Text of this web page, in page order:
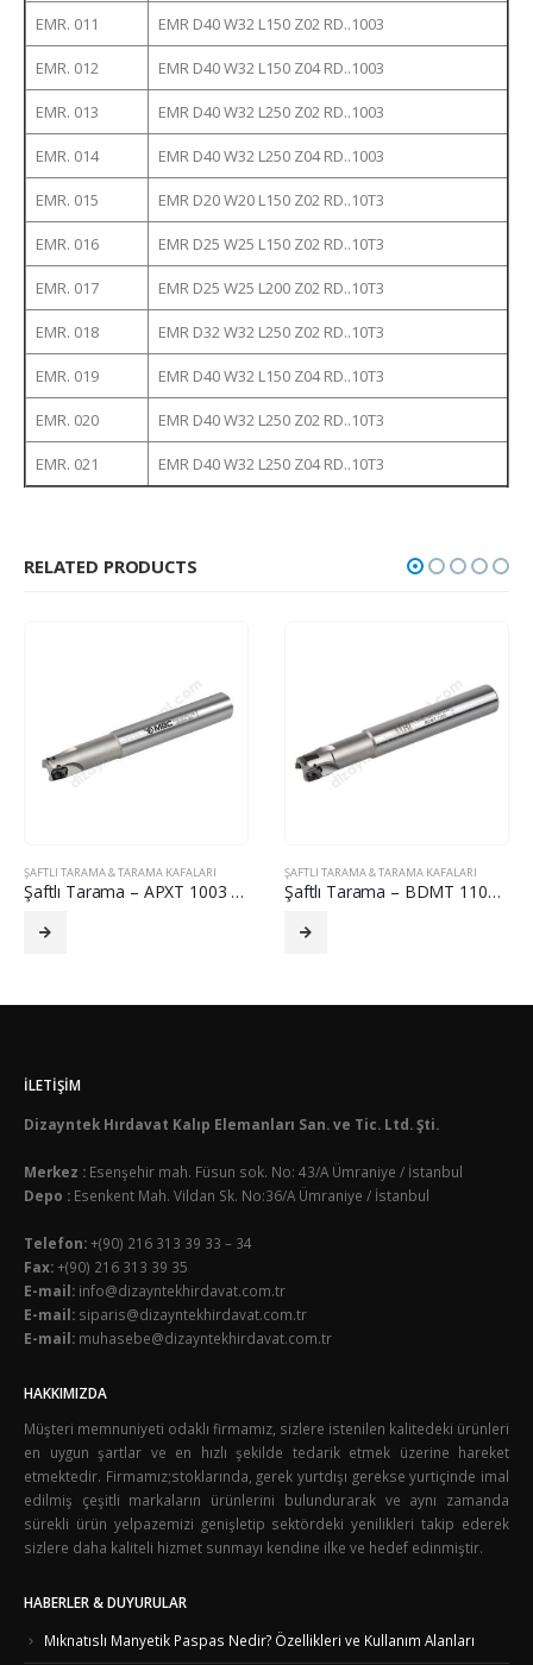
EMR. 011 EMR D40 W32 L150 Z02 RD..1003
EMR. 012 EMR D40 W32 L150 Z04 RD..1003
EMR. 013 EMR D40 W32 L250 Z02 RD..1003
EMR. 014 EMR D40 W32 L250 Z04 RD..1003
EMR. 015 EMR D20 W20 L150 Z02 RD..10T3
EMR. 016 EMR D25 W25 L150 Z02 RD..10T3
EMR. 017 EMR D25 W25 L200 Z02 RD..10T3
EMR. 018 EMR D32 W32 L250 Z02 RD..10T3
EMR. 019 EMR D40 W32 L150 Z04 RD..10T3
EMR. 020 EMR D40 W32 L250 Z02 RD..10T3
EMR. 021 EMR D40 W32 L250 Z04 RD..10T3
RELATED PRODUCTS
ŞAFTLI TARAMA & TARAMA KAFALARI
Şaftlı Tarama – APXT 1003 (KLP)
ŞAFTLI TARAMA & TARAMA KAFALARI
Şaftlı Tarama – BDMT 1103 (WIDIA)
İLETIŞIM
Dizayntek Hırdavat Kalıp Elemanları San. ve Tic. Ltd. Şti.
Merkez : Esenşehir mah. Füsun sok. No: 43/A Ümraniye / İstanbul
Depo : Esenkent Mah. Vildan Sk. No:36/A Ümraniye / İstanbul
Telefon:+(90) 216 313 39 33 – 34
Fax:+(90) 216 313 39 35
E-mail: info@dizayntekhirdavat.com.tr
E-mail: siparis@dizayntekhirdavat.com.tr
E-mail: muhasebe@dizayntekhirdavat.com.tr
HAKKIMIZDA
Müşteri memnuniyeti odaklı firmamız, sizlere istenilen kalitedeki ürünleri
en uygun şartlar ve en hızlı şekilde tedarik etmek üzerine hareket
etmektedir. Firmamız;stoklarında, gerek yurtdışı gerekse yurtiçinde imal
edilmiş çeşitli markaların ürünlerini bulundurarak ve aynı zamanda
sürekli ürün yelpazemizi genişletip sektördeki yenilikleri takip ederek
sizlere daha kaliteli hizmet sunmayı kendine ilke ve hedef edinmiştir.
HABERLER & DUYURULAR
Mıknatıslı Manyetik Paspas Nedir? Özellikleri ve Kullanım Alanları